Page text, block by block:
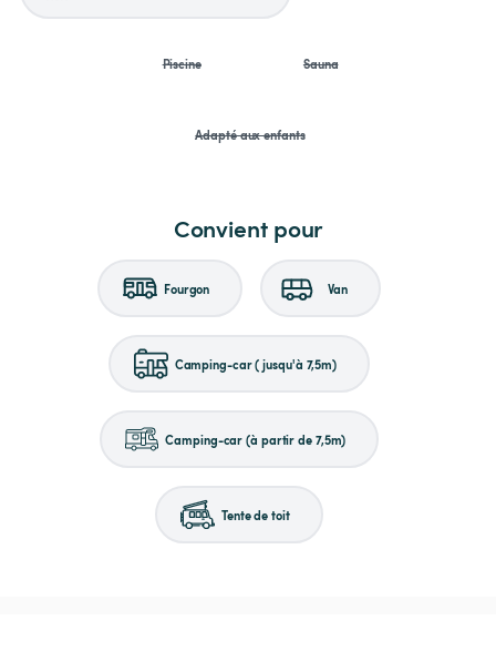
Piscine Sauna
Adapté aux enfants
Convient pour
Fourgon Van
Camping-car (jusqu'à 7,5m)
Camping-car (à partir de 7,5m)
Tente de toit